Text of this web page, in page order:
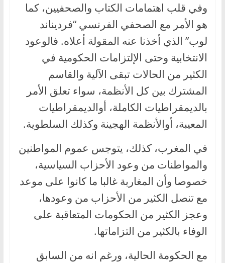
وفي قلب اهتمامات الكتاب والصحفيين، كما
هو الأمر مع الصحفي الفرنسي “فرديناند
لوب” الذي أخذنا عنه المقولة أعلاه. فالوعود
الانتخابية وحتى الإلتزامات الحكومية في
الكثير من الحالات تبقى الآلية والقاسم
المشترك بين كل الأنظمة، سواء تعلق الأمر
بالديمقراطيات الكاملة، أوالديمقراطيات
المعيبة، أوالأنظمة الهجينة وكذلك السلطوية.
في المغرب، كذلك، يتوجس عموم المواطنين
والمواطنات من وعود الأحزاب السياسية،
خصوصا وأن المغاربة غالبا ما كانوا على موعد
مع تنصل الكثير من الأحزاب من وعودها،
وعجز الكثير من الحكومات المتعاقبة على
الوفاء بالكثير من التزاماتها.
مع الحكومة الحالية، ورغم انه من السابق